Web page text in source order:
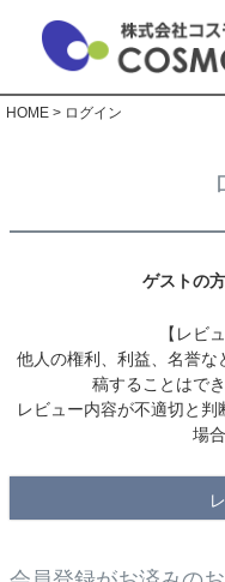
HOME ログイン
ゲストの
【レビ
他人の権利、利益、名誉
稿することはで
レビュー内容が不適切と
場